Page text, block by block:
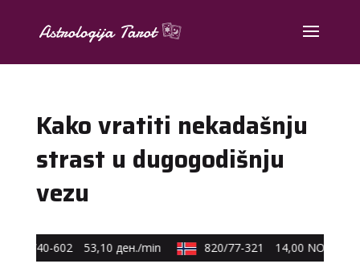
Kako vratiti nekadašnju
strast u dugogodišnju
vezu
0590/40-602 53,10 ден./min 820/77-321 14,00 NOK/min